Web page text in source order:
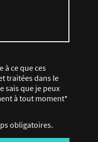
à ce que ces
traitées dans le
sais que je peux
à tout moment*
obligatoires.